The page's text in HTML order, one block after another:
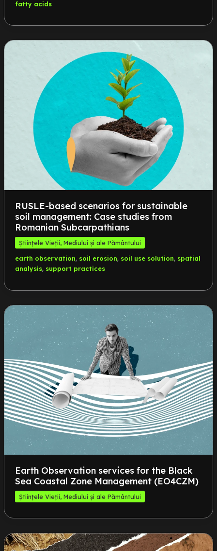
fatty acids
RUSLE-based scenarios for sustainable
soil management: Case studies from
Romanian Subcarpathians
Științele Vieții, Mediului și ale Pământului
earth observation, soil erosion, soil use solution, spatial
analysis, support practices
Earth Observation services for the Black
Sea Coastal Zone Management (EO4CZM)
Științele Vieții, Mediului și ale Pământului